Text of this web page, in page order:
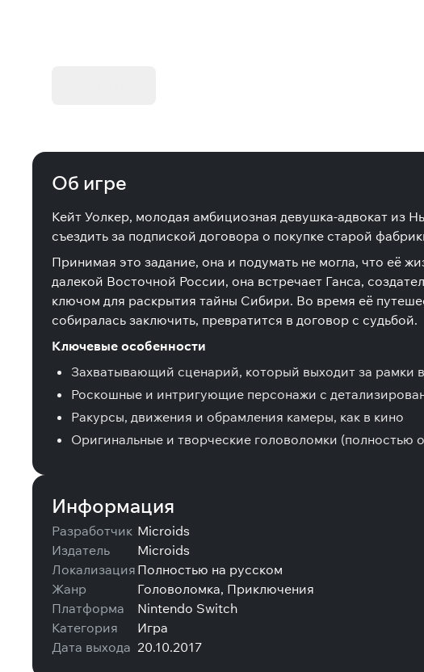
Об игре
Кейт Уолкер, молодая амбициозная девушка-адвокат из
съездить за подпиской договора о покупке старой
Принимая это задание, она и подумать не могла, что её
далекой Восточной России, она встречает Ганса,
ключом для раскрытия тайны Сибири. Во время её
собиралась заключить, превратится в договор с судьбой.
Ключевые особенности
Захватывающий сценарий, который выходит за рамки
Роскошные и интригующие персонажи с
Ракурсы, движения и обрамления камеры, как в кино
Оригинальные и творческие головоломки (полностью
Информация
Разработчик Microids
Издатель
Microids
Локализация Полностью на русском
Жанр
Головоломка, Приключения
Платформа
Nintendo Switch
Категория
Игра
Дата выхода 20.10.2017